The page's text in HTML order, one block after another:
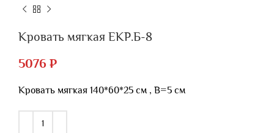
Кровать мягкая ЕКР.Б-8
5076 ₽
Кровать мягкая 140*60*25 см , В=5 см